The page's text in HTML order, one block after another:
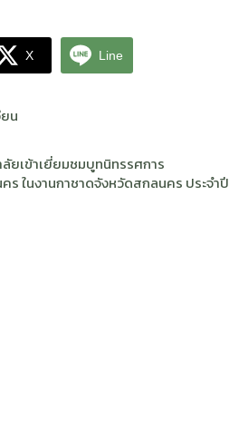
X Line
น
ยเข้าเยี่ยมชมบูทนิทรรศการ
ในงานกาชาดจังหวัดสกลนคร ประจำปี